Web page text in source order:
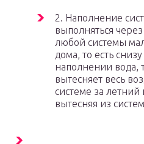
2. Наполнение
выполняться
любой системы
дома, то есть
наполнении вода,
вытесняет весь
системе за
вытесняя из